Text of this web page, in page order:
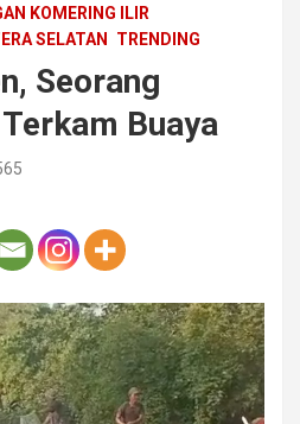
KOMERING ILIR
SELATAN TRENDING
Seorang
Buaya